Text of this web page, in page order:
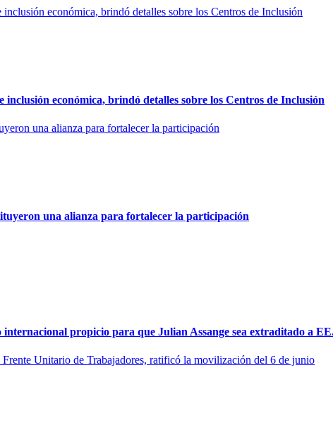
económica, brindó detalles sobre los Centros de Inclusión
una alianza para fortalecer la participación
propicio para que Julian Assange sea extraditado a